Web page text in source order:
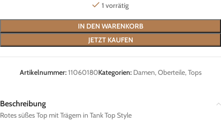
1 vorrätig
IN DEN WARENKORB
JETZT KAUFEN
Artikelnummer:11060180Kategorien: Damen, Oberteile, Tops
Beschreibung
Rotes süßes Top mit Trägern in Tank Top Style